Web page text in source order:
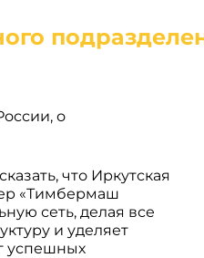
о
что Иркутская
«Тимбермаш
сеть, делая все
и уделяет
успешных